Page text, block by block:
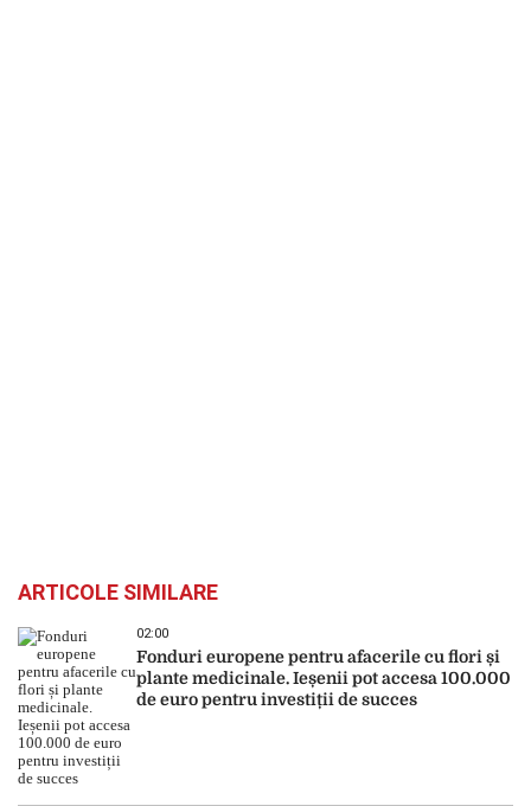
ARTICOLE SIMILARE
02:00
Fonduri europene pentru afacerile cu flori și
plante medicinale. Ieșenii pot accesa 100.000
de euro pentru investiții de succes